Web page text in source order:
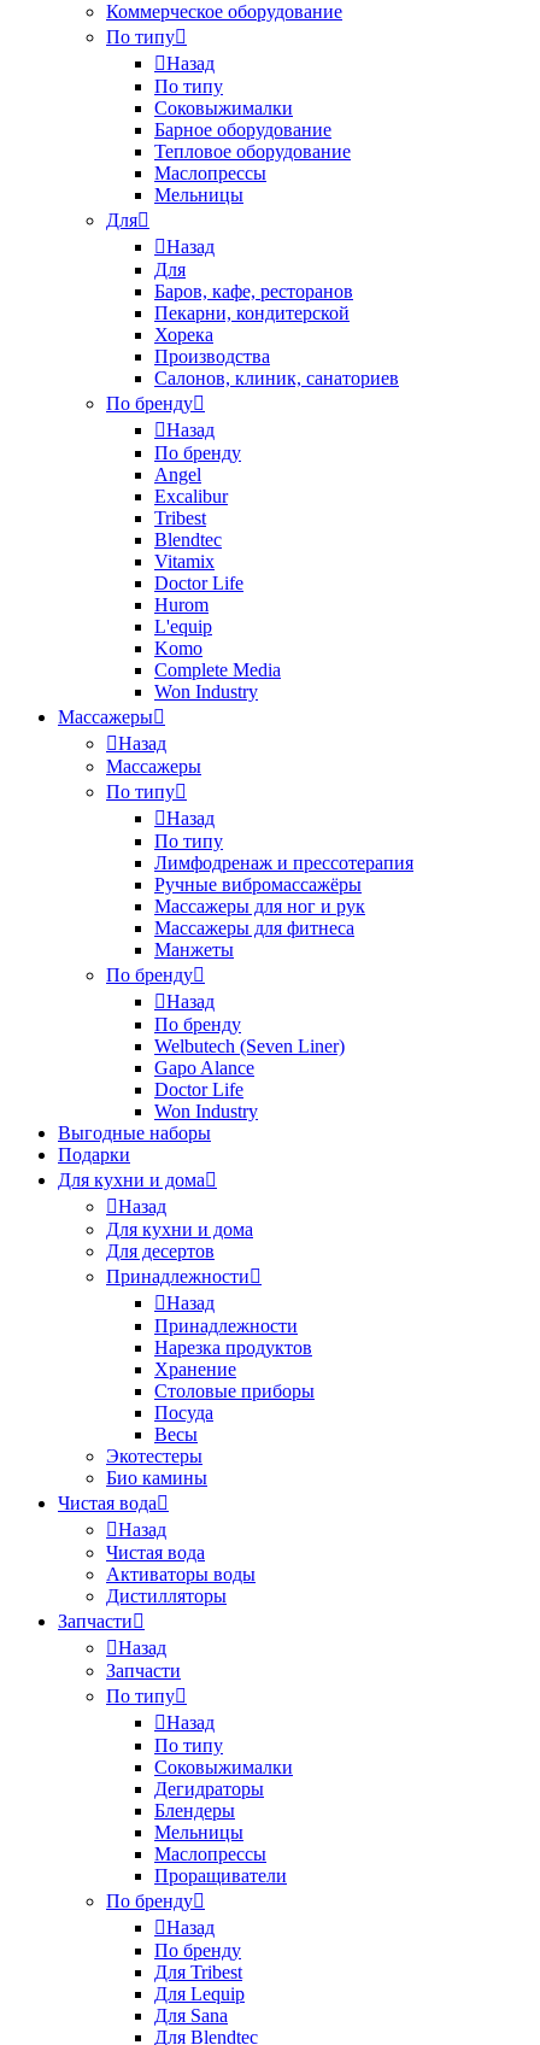
Коммерческое оборудование
По типу
Назад
По типу
Соковыжималки
Барное оборудование
Тепловое оборудование
Маслопрессы
Мельницы
Для
Назад
Для
Баров, кафе, ресторанов
Пекарни, кондитерской
Хорека
Производства
Салонов, клиник, санаториев
По бренду
Назад
По бренду
Angel
Excalibur
Tribest
Blendtec
Vitamix
Doctor Life
Hurom
L'equip
Komo
Complete Media
Won Industry
Массажеры
Назад
Массажеры
По типу
Назад
По типу
Лимфодренаж и прессотерапия
Ручные вибромассажёры
Массажеры для ног и рук
Массажеры для фитнеса
Манжеты
По бренду
Назад
По бренду
Welbutech (Seven Liner)
Gapo Alance
Doctor Life
Won Industry
Выгодные наборы
Подарки
Для кухни и дома
Назад
Для кухни и дома
Для десертов
Принадлежности
Назад
Принадлежности
Нарезка продуктов
Хранение
Столовые приборы
Посуда
Весы
Экотестеры
Био камины
Чистая вода
Назад
Чистая вода
Активаторы воды
Дистилляторы
Запчасти
Назад
Запчасти
По типу
Назад
По типу
Соковыжималки
Дегидраторы
Блендеры
Мельницы
Маслопрессы
Проращиватели
По бренду
Назад
По бренду
Для Tribest
Для Lequip
Для Sana
Для Blendtec